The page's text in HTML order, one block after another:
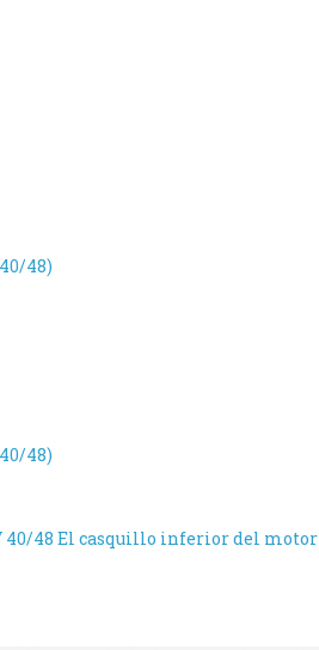
48)
48)
40/48 El casquillo inferior del motor